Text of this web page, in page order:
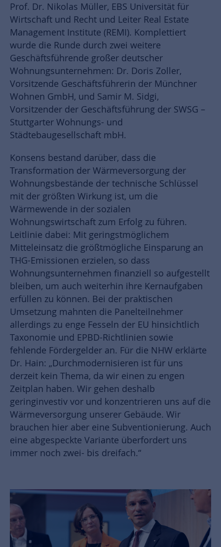
Prof. Dr. Nikolas Müller, EBS Universität für
Wirtschaft und Recht und Leiter Real Estate
Management Institute (REMI). Komplettiert
wurde die Runde durch zwei weitere
Geschäftsführende großer deutscher
Wohnungsunternehmen: Dr. Doris Zoller,
Vorsitzende Geschäftsführerin der Münchner
Wohnen GmbH, und Samir M. Sidgi,
Vorsitzender der Geschäftsführung der SWSG –
Stuttgarter Wohnungs- und
Städtebaugesellschaft mbH.
Konsens bestand darüber, dass die
Transformation der Wärmeversorgung der
Wohnungsbestände der technische Schlüssel
mit der größten Wirkung ist, um die
Wärmewende in der sozialen
Wohnungswirtschaft zum Erfolg zu führen.
Leitlinie dabei: Mit geringstmöglichem
Mitteleinsatz die größtmögliche Einsparung an
THG-Emissionen erzielen, so dass
Wohnungsunternehmen finanziell so aufgestellt
bleiben, um auch weiterhin ihre Kernaufgaben
erfüllen zu können. Bei der praktischen
Umsetzung mahnten die Panelteilnehmer
allerdings zu enge Fesseln der EU hinsichtlich
Taxonomie und EPBD-Richtlinien sowie
fehlende Fördergelder an. Für die NHW erklärte
Dr. Hain: „Durchmodernisieren ist für uns
derzeit kein Thema, da wir einen zu engen
Zeitplan haben. Wir gehen deshalb
geringinvestiv vor und konzentrieren uns auf die
Wärmeversorgung unserer Gebäude. Wir
brauchen hier aber eine Subventionierung. Auch
eine abgespeckte Variante überfordert uns
immer noch zwei- bis dreifach.“